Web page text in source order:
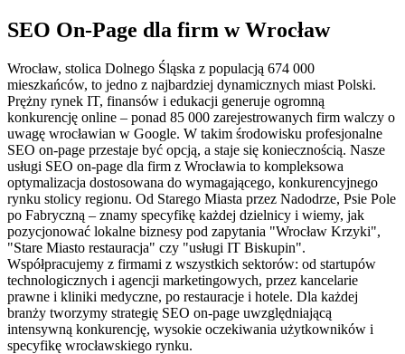
SEO On-Page dla firm wWrocław
Wrocław, stolica Dolnego Śląska z populacją 674 000
mieszkańców, to jedno z najbardziej dynamicznych miast Polski.
Prężny rynek IT, finansów i edukacji generuje ogromną
konkurencję online – ponad 85 000 zarejestrowanych firm walczy o
uwagę wrocławian w Google. W takim środowisku profesjonalne
SEO on-page przestaje być opcją, a staje się koniecznością. Nasze
usługi SEO on-page dla firm z Wrocławia to kompleksowa
optymalizacja dostosowana do wymagającego, konkurencyjnego
rynku stolicy regionu. Od Starego Miasta przez Nadodrze, Psie Pole
po Fabryczną – znamy specyfikę każdej dzielnicy i wiemy, jak
pozycjonować lokalne biznesy pod zapytania "Wrocław Krzyki",
"Stare Miasto restauracja" czy "usługi IT Biskupin".
Współpracujemy z firmami z wszystkich sektorów: od startupów
technologicznych i agencji marketingowych, przez kancelarie
prawne i kliniki medyczne, po restauracje i hotele. Dla każdej
branży tworzymy strategię SEO on-page uwzględniającą
intensywną konkurencję, wysokie oczekiwania użytkowników i
specyfikę wrocławskiego rynku.